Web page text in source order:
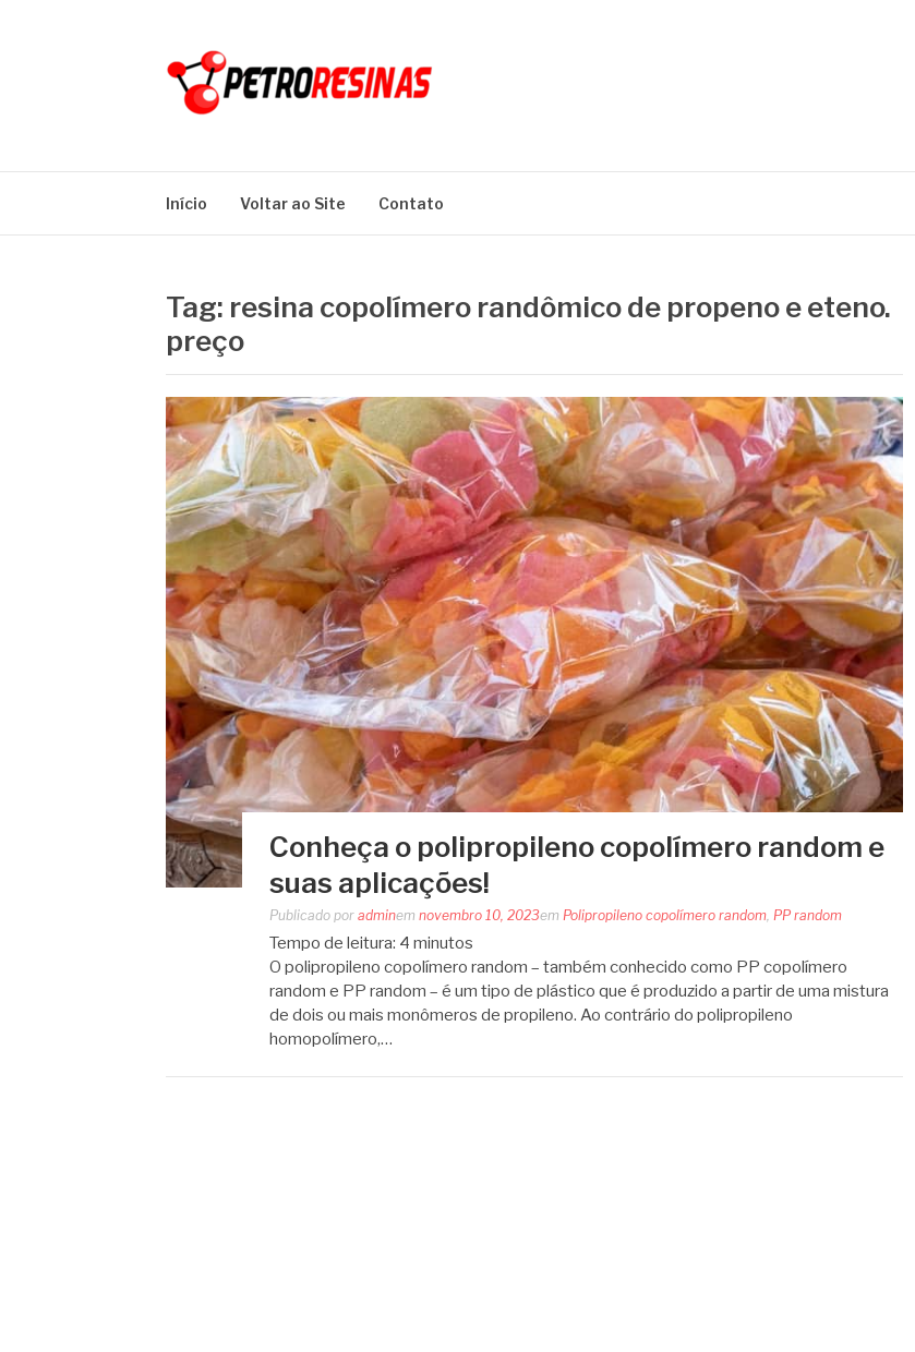
Início Voltar ao Site Contato
Tag: resina copolímero randômico de propeno e eteno.
preço
Conheça o polipropileno copolímero random e
suas aplicações!
Publicado por adminem novembro 10, 2023em Polipropileno copolímero random, PP random
Tempo de leitura: 4 minutos
O polipropileno copolímero random – também conhecido como PP copolímero
random e PP random – é um tipo de plástico que é produzido a partir de uma mistura
de dois ou mais monômeros de propileno. Ao contrário do polipropileno
homopolímero,…